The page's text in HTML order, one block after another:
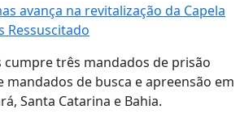
avança na revitalização da Capela
Ressuscitado
cumpre três mandados de prisão
de busca e apreensão em
Santa Catarina e Bahia.